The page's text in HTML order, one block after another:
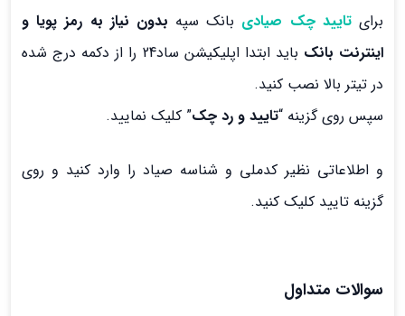
برایتایید چک صیادی بانک سپه بدون نیاز به رمز پویا و
اینترنت بانک
باید ابتدا اپلیکیشن ساد24 را از دکمه درج شده
در تیتر بالا نصب کنید.
سپس روی گزینه “تایید و رد چک” کلیک نمایید.
و اطلاعاتی نظیر کدملی و شناسه صیاد را وارد کنید و روی
گزینه تایید کلیک کنید.
سوالات متداول